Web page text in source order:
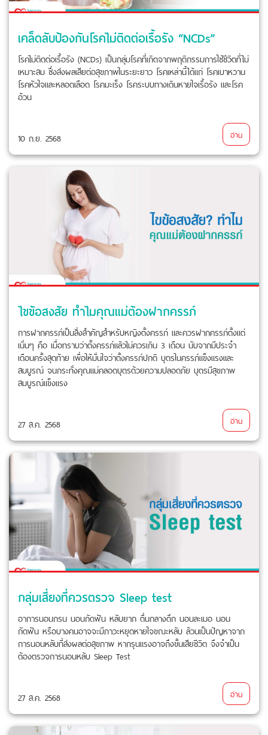
เคล็ดลับป้องกันโรคไม่ติดต่อเรื้อรัง “NCDs”
โรคไม่ติดต่อเรื้อรัง (NCDs) เป็นกลุ่มโรคที่เกิดจากพฤติกรรมการใช้ชีวิตที่ไม่
เหมาะสม ซึ่งส่งผลเสียต่อสุขภาพในระยะยาว โรคเหล่านี้ได้แก่ โรคเบาหวาน
โรคหัวใจและหลอดเลือด โรคมะเร็ง โรคระบบทางเดินหายใจเรื้อรัง และโรค
อ้วน
10 ก.ย. 2568 อ่าน
ไขข้อสงสัย ทำไมคุณแม่ต้องฝากครรภ์
การฝากครรภ์เป็นสิ่งสำคัญสำหรับหญิงตั้งครรภ์ และควรฝากครรภ์ตั้งแต่
เนิ่นๆ คือ เมื่อทราบว่าตั้งครรภ์แล้วไม่ควรเกิน 3 เดือน นับจากมีประจำ
เดือนครั้งสุดท้าย เพื่อให้มั่นใจว่าตั้งครรภ์ปกติ บุตรในครรภ์แข็งแรงและ
สมบูรณ์ จนกระทั่งคุณแม่คลอดบุตรด้วยความปลอดภัย บุตรมีสุขภาพ
สมบูรณ์แข็งแรง
27 ส.ค. 2568 อ่าน
กลุ่มเสี่ยงที่ควรตรวจ Sleep test
อาการนอนกรน นอนกัดฟัน หลับยาก ตื่นกลางดึก นอนละเมอ นอน
กัดฟัน หรือบางคนอาจจะมีภาวะหยุดหายใจขณะหลับ ล้วนเป็นปัญหาจาก
การนอนหลับที่ส่งผลต่อสุขภาพ หากรุนแรงอาจถึงขั้นเสียชีวิต จึงจำเป็น
ต้องตรวจการนอนหลับ Sleep Test
27 ส.ค. 2568 อ่าน